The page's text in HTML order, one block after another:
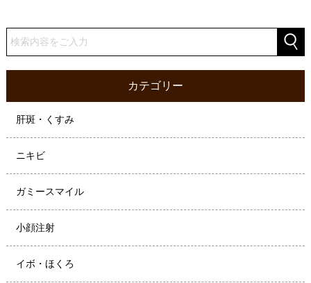
カテゴリー
肝斑・くすみ
ニキビ
ガミースマイル
小顔注射
イボ・ほくろ